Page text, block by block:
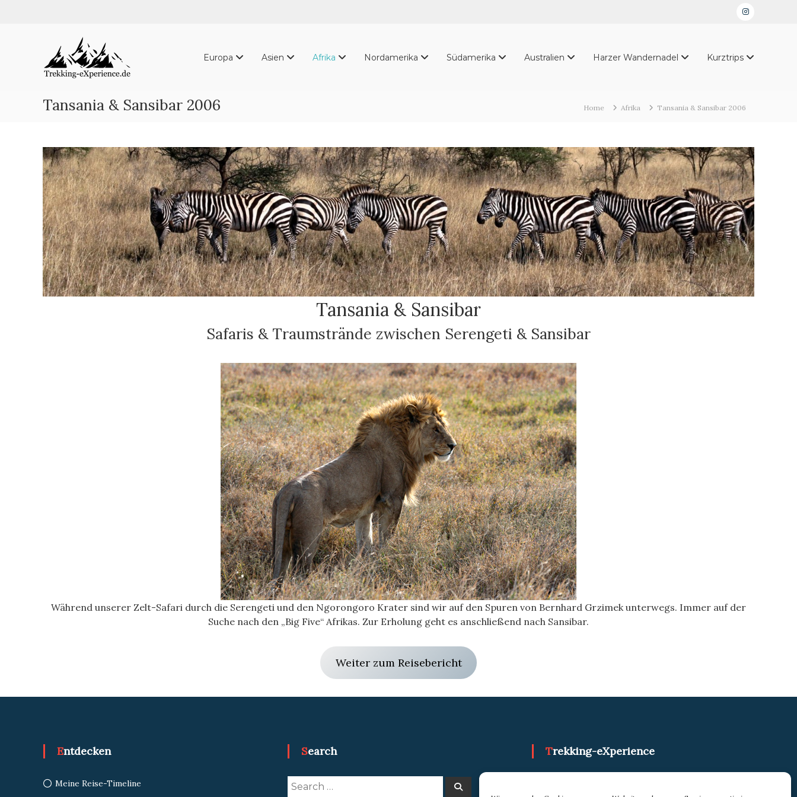
Instagram
Trekking-
eXperience.de
Reiseberichte
aus
ganzen
Europa Asien Afrika Nordamerika Südamerika Australien Harzer Wandernadel Kurztrips
Tansania & Sansibar 2006 Home Afrika Tansania & Sansibar 2006
Tansania & Sansibar
Safaris & Traumstrände zwischen Serengeti & Sansibar
Während unserer Zelt-Safari durch die Serengeti und den Ngorongoro Krater sind wir auf den Spuren von Bernhard Grzimek unterwegs. Immer auf der
Suche nach den „Big Five“ Afrikas. Zur Erholung geht es anschließend nach Sansibar.
Weiter zum Reisebericht
Entdecken
Meine Reise-Timeline
Search
Search
Search
Trekking-eXperience